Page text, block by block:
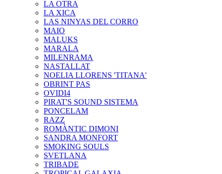
LA OTRA
LA XICA
LAS NINYAS DEL CORRO
MAIO
MALUKS
MARALA
MILENRAMA
NASTALLAT
NOELIA LLORENS 'TITANA'
OBRINT PAS
OVIDI4
PIRAT'S SOUND SISTEMA
PONCELAM
RAZZ
ROMÀNTIC DIMONI
SANDRA MONFORT
SMOKING SOULS
SVETLANA
TRIBADE